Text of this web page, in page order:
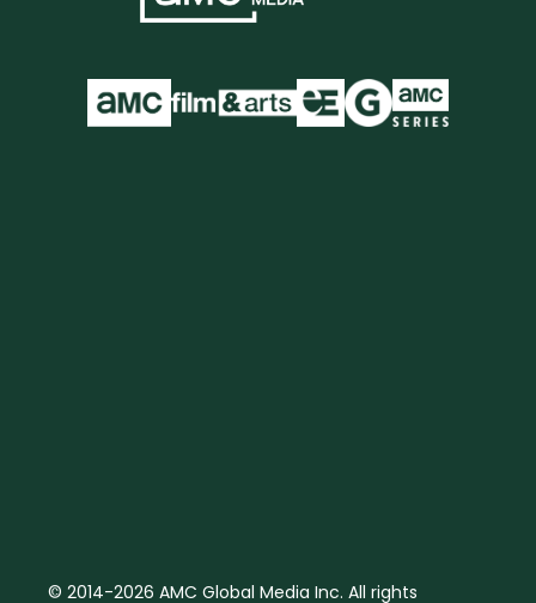
© 2014-2026 AMC Global Media Inc. All rights